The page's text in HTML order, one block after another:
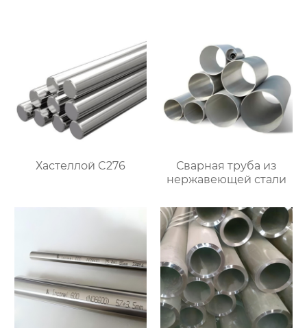
Хастеллой C276
Сварная труба из
нержавеющей стали